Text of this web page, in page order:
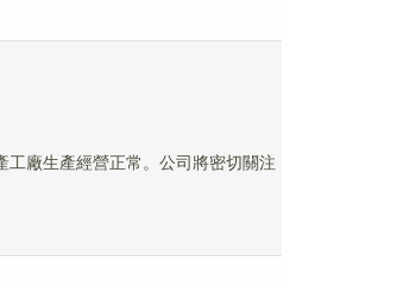
工廠生產經營正常。公司將密切關注